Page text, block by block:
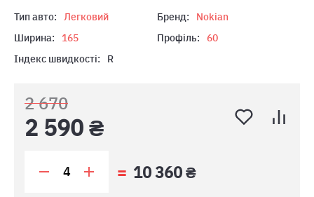
Тип авто: Легковий Бренд:
Nokian
Ширина:
165 Профіль:
60
Індекс швидкості:
R
2 670
2 590 ₴
10 360 ₴